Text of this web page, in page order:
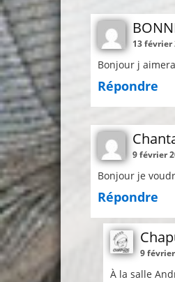
13 février
Bonjour j
Répondre
9 février
Bonjour je
Répondre
9
À la salle